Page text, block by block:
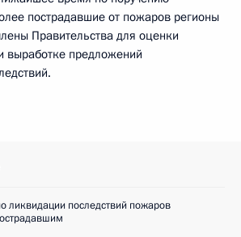
пострадавшие от пожаров регионы
Правительства для оценки
выработке предложений
ликвидации последствий пожаров